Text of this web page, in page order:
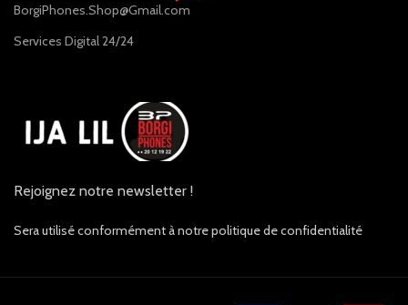
BorgiPhones.Shop@Gmail.com
Services Digital 24/24
Rejoignez notre newsletter !
Sera utilisé conformément à notre politique de confidentialité